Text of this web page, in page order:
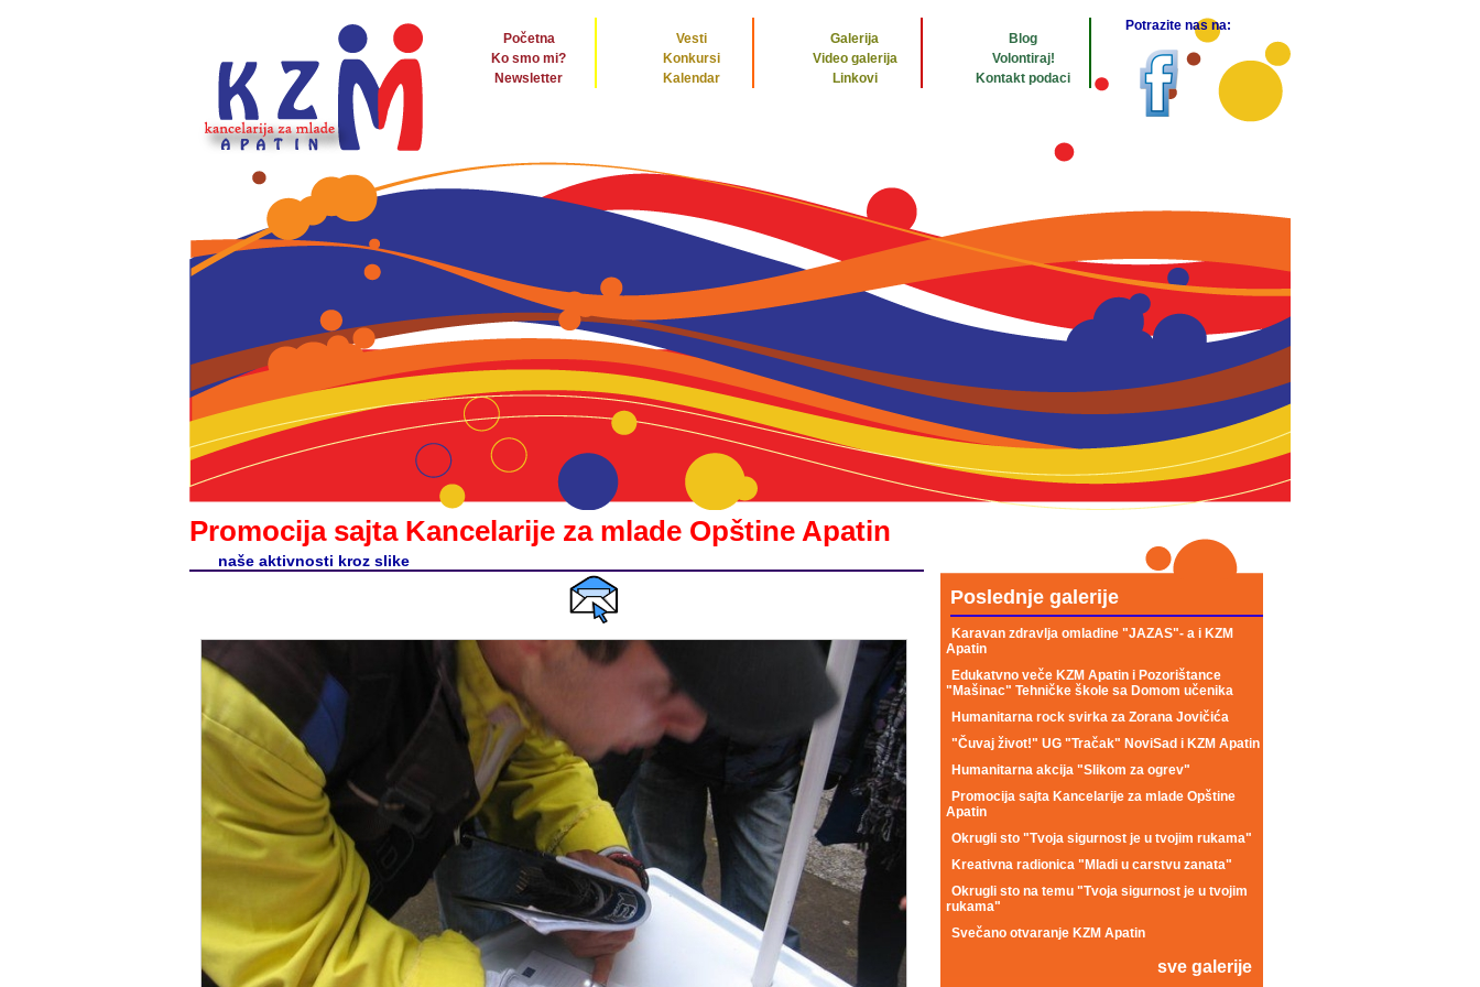
Početna
Ko smo mi?
Newsletter
Vesti
Konkursi
Kalendar
Galerija
Video galerija
Linkovi
Blog
Volontiraj!
Kontakt podaci
Potrazite nas na:
Promocija sajta Kancelarije za mlade Opštine Apatin
naše aktivnosti kroz slike
Poslednje galerije
Karavan zdravlja omladine "JAZAS"- a i KZM
Apatin
Edukatvno veče KZM Apatin i Pozorištance
"Mašinac" Tehničke škole sa Domom učenika
Humanitarna rock svirka za Zorana Jovičića
"Čuvaj život!" UG "Tračak" NoviSad i KZM Apatin
Humanitarna akcija "Slikom za ogrev"
Promocija sajta Kancelarije za mlade Opštine
Apatin
Okrugli sto "Tvoja sigurnost je u tvojim rukama"
Kreativna radionica "Mladi u carstvu zanata"
Okrugli sto na temu "Tvoja sigurnost je u tvojim
rukama"
Svečano otvaranje KZM Apatin
sve galerije